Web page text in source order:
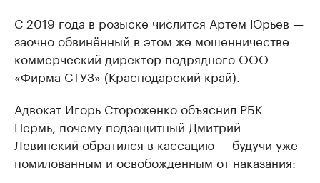
С 2019 года в розыске числится Артем Юрьев —
заочно обвинённый в этом же мошенничестве
коммерческий директор подрядного ООО
«Фирма СТУЗ» (Краснодарский край).
Адвокат Игорь Стороженко объяснил РБК
Пермь, почему подзащитный Дмитрий
Левинский обратился в кассацию — будучи уже
помилованным и освобожденным от наказания: